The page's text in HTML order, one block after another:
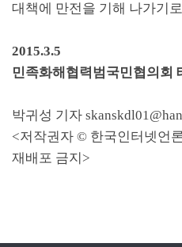
대책에 만전을 기해 나가기
2015.3.5
민족화해협력범국민협의회
박귀성 기자
<저작권자 © 한국인터넷언
재배포 금지>